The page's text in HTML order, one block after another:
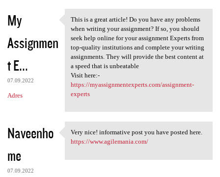
My
Assignmen
t E...
07.09.2022
Adres
This is a great article! Do
This is a great article! Do you have any problems
when writing your assignment? If so, you should
seek help online for your assignment Experts from
top-quality institutions and complete your writing
assignments. They will provide the best content at
a speed that is unbeatable
Visit here:-
https://myassignmentexperts.com/assignment-
experts
Naveenho
me
07.09.2022
Very nice! informative post
Very nice! informative post you have posted here.
https://www.agilemania.com/